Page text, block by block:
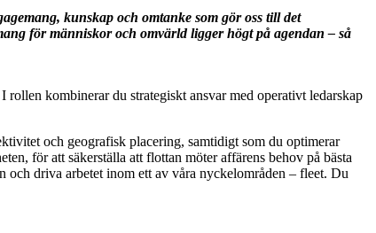
kunskap och omtanke som gör oss till det
för människor och omvärld ligger högt på agendan – så
kombinerar du strategiskt ansvar med operativt ledarskap
och geografisk placering, samtidigt som du optimerar
för att säkerställa att flottan möter affärens behov på bästa
driva arbetet inom ett av våra nyckelområden – fleet. Du